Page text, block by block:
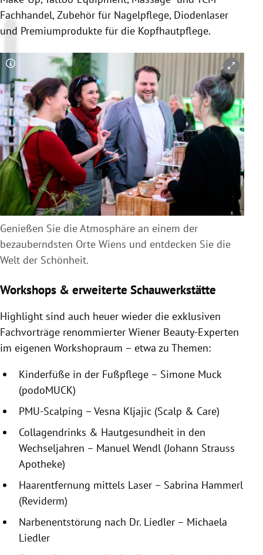
Fachhandel, Zubehör für Nagelpflege, Diodenlaser
und Premiumprodukte für die Kopfhautpflege.
Copyright-Hinweis öffnen/schließen
Genießen Sie die Atmosphäre an einem der
bezauberndsten Orte Wiens und entdecken Sie die
Welt der Schönheit.
Workshops & erweiterte Schauwerkstätte
Highlight sind auch heuer wieder die exklusiven
Fachvorträge renommierter Wiener Beauty-Experten
im eigenen Workshopraum – etwa zu Themen:
Kinderfüße in der Fußpflege – Simone Muck
(podoMUCK)
PMU-Scalping – Vesna Kljajic (Scalp & Care)
Collagendrinks & Hautgesundheit in den
Wechseljahren – Manuel Wendl (Johann Strauss
Apotheke)
Haarentfernung mittels Laser – Sabrina Hammerl
(Reviderm)
Narbenentstörung nach Dr. Liedler – Michaela
Liedler